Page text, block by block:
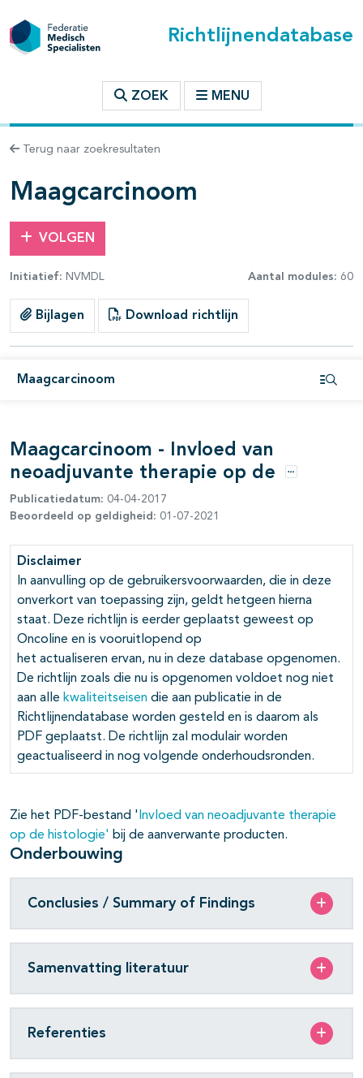
Richtlijnendatabase
ZOEK MENU
Terug naar zoekresultaten
Maagcarcinoom
VOLGEN
Initiatief: NVMDL Aantal modules: 60
Bijlagen Download richtlijn
Maagcarcinoom
binnen deze richtlijn
open- en dichtklappen
open- en dichtklappen
open- en dichtklappen
open- en dichtklappen
open- en dichtklappen
open- en dichtklappen
Maagcarcinoom - Invloed van
neoadjuvante therapie op de
Opties
Publicatiedatum: 04-04-2017
Beoordeeld op geldigheid: 01-07-2021
Disclaimer
In aanvulling op de gebruikersvoorwaarden, die in deze
onverkort van toepassing zijn, geldt hetgeen hierna
staat. Deze richtlijn is eerder geplaatst geweest op
Oncoline en is vooruitlopend op
het actualiseren ervan, nu in deze database opgenomen.
De richtlijn zoals die nu is opgenomen voldoet nog niet
aan alle kwaliteitseisen die aan publicatie in de
Richtlijnendatabase worden gesteld en is daarom als
PDF geplaatst. De richtlijn zal modulair worden
geactualiseerd in nog volgende onderhoudsronden.
Zie het PDF-bestand ' Invloed van neoadjuvante therapie
op de histologie' bij de aanverwante producten.
Onderbouwing
Conclusies / Summary of Findings
Samenvatting literatuur
Referenties